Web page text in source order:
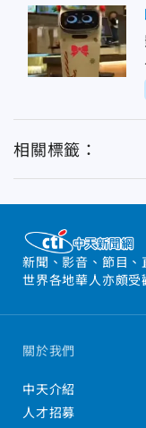
相關標籤：
新聞、影音、節目
世界各地華人亦頗受
關於我們
中天介紹
人才招募